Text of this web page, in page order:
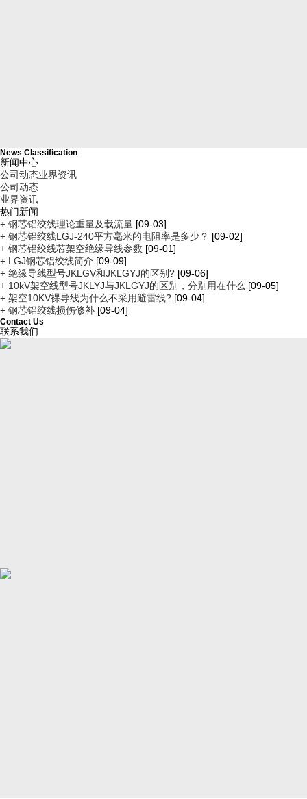
联系我们
News Classification
新闻中心
公司动态业界资讯
公司动态
业界资讯
热门新闻
+ 钢芯铝绞线理论重量及载流量 [09-03]
+ 钢芯铝绞线LGJ-240平方毫米的电阻率是多少？ [09-02]
+ 钢芯铝绞线芯架空绝缘导线参数 [09-01]
+ LGJ钢芯铝绞线简介 [09-09]
+ 绝缘导线型号JKLGV和JKLGYJ的区别? [09-06]
+ 10kV架空线型号JKLYJ与JKLGYJ的区别，分别用在什么 [09-05]
+ 架空10KV裸导线为什么不采用避雷线? [09-04]
+ 钢芯铝绞线损伤修补 [09-04]
Contact Us
联系我们